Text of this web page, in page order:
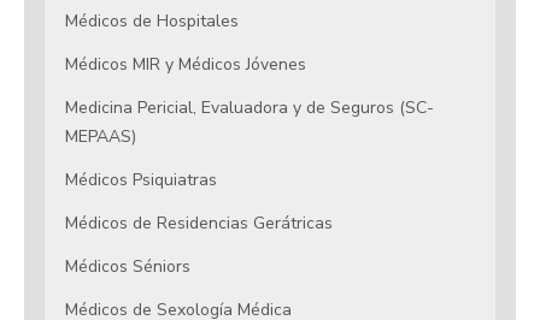
Médicos de Hospitales
Médicos MIR y Médicos Jóvenes
Medicina Pericial, Evaluadora y de Seguros (SC-
MEPAAS)
Médicos Psiquiatras
Médicos de Residencias Gerátricas
Médicos Séniors
Médicos de Sexología Médica